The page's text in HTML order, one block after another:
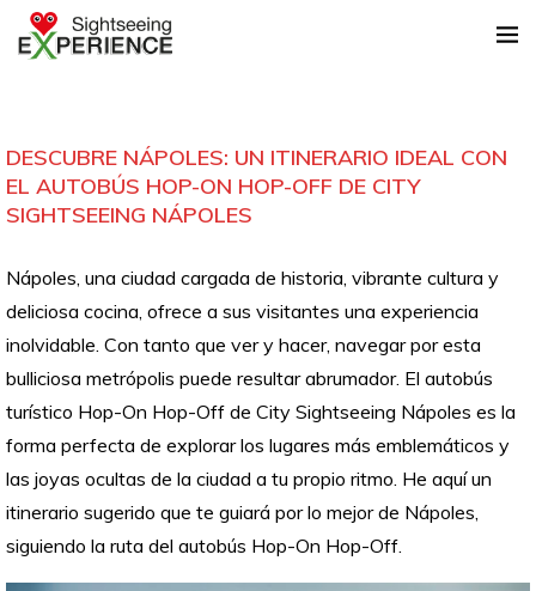
DESCUBRE NÁPOLES: UN ITINERARIO IDEAL CON
EL AUTOBÚS HOP-ON HOP-OFF DE CITY
SIGHTSEEING NÁPOLES
Nápoles, una ciudad cargada de historia, vibrante cultura y
deliciosa cocina, ofrece a sus visitantes una experiencia
inolvidable. Con tanto que ver y hacer, navegar por esta
bulliciosa metrópolis puede resultar abrumador. El autobús
turístico Hop-On Hop-Off de City Sightseeing Nápoles es la
forma perfecta de explorar los lugares más emblemáticos y
las joyas ocultas de la ciudad a tu propio ritmo. He aquí un
itinerario sugerido que te guiará por lo mejor de Nápoles,
siguiendo la ruta del autobús Hop-On Hop-Off.